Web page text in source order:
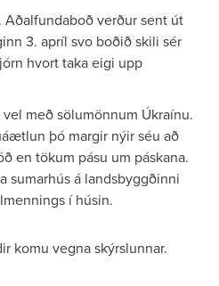
Aðalfundaboð verður sent út
3. apríl svo boðið skili sér
hvort taka eigi upp
með sölumönnum Úkraínu.
þó margir nýir séu að
en tökum pásu um páskana.
sumarhús á landsbyggðinni
í húsin.
komu vegna skýrslunnar.